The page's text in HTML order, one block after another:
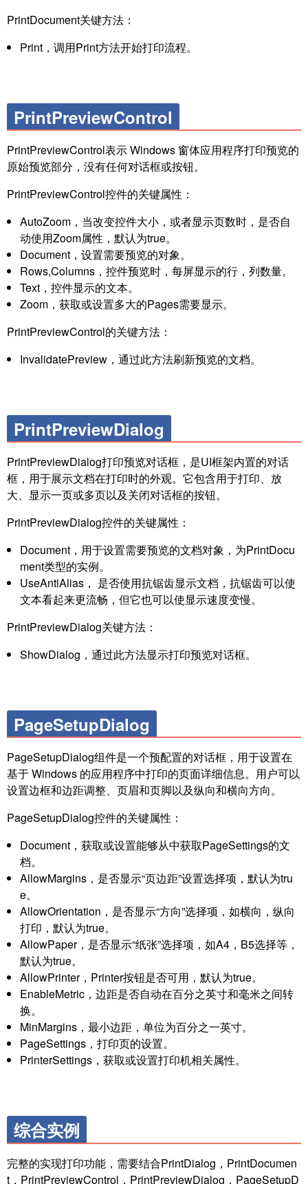
PrintDocument关键方法：
Print，调用Print方法开始打印流程。
PrintPreviewControl
PrintPreviewControl表示 Windows 窗体应用程序打印预览的
原始预览部分，没有任何对话框或按钮。
PrintPreviewControl控件的关键属性：
AutoZoom，当改变控件大小，或者显示页数时，是否自
动使用Zoom属性，默认为true。
Document，设置需要预览的对象。
Rows,Columns，控件预览时，每屏显示的行，列数量。
Text，控件显示的文本。
Zoom，获取或设置多大的Pages需要显示。
PrintPreviewControl的关键方法：
InvalidatePreview，通过此方法刷新预览的文档。
PrintPreviewDialog
PrintPreviewDialog打印预览对话框，是UI框架内置的对话
框，用于展示文档在打印时的外观。它包含用于打印、放
大、显示一页或多页以及关闭对话框的按钮。
PrintPreviewDialog控件的关键属性：
Document，用于设置需要预览的文档对象，为PrintDocu
ment类型的实例。
UseAntiAlias， 是否使用抗锯齿显示文档，抗锯齿可以使
文本看起来更流畅，但它也可以使显示速度变慢。
PrintPreviewDialog关键方法：
ShowDialog，通过此方法显示打印预览对话框。
PageSetupDialog
PageSetupDialog组件是一个预配置的对话框，用于设置在
基于 Windows 的应用程序中打印的页面详细信息。用户可以
设置边框和边距调整、页眉和页脚以及纵向和横向方向。
PageSetupDialog控件的关键属性：
Document，获取或设置能够从中获取PageSettings的文
档。
AllowMargins，是否显示“页边距”设置选择项，默认为tru
e。
AllowOrientation，是否显示“方向”选择项，如横向，纵向
打印，默认为true。
AllowPaper，是否显示“纸张”选择项，如A4，B5选择等，
默认为true。
AllowPrinter，Printer按钮是否可用，默认为true。
EnableMetric，边距是否自动在百分之英寸和毫米之间转
换。
MinMargins，最小边距，单位为百分之一英寸。
PageSettings，打印页的设置。
PrinterSettings，获取或设置打印机相关属性。
综合实例
完整的实现打印功能，需要结合PrintDialog，PrintDocumen
t，PrintPreviewControl，PrintPreviewDialog，PageSetupD